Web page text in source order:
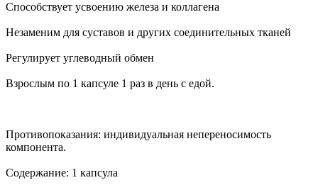
Способствует усвоению железа и коллагена
Незаменим для суставов и других соединительных тканей
Регулирует углеводный обмен
Взрослым по 1 капсуле 1 раз в день с едой.
Противопоказания: индивидуальная непереносимость
компонента.
Содержание: 1 капсула